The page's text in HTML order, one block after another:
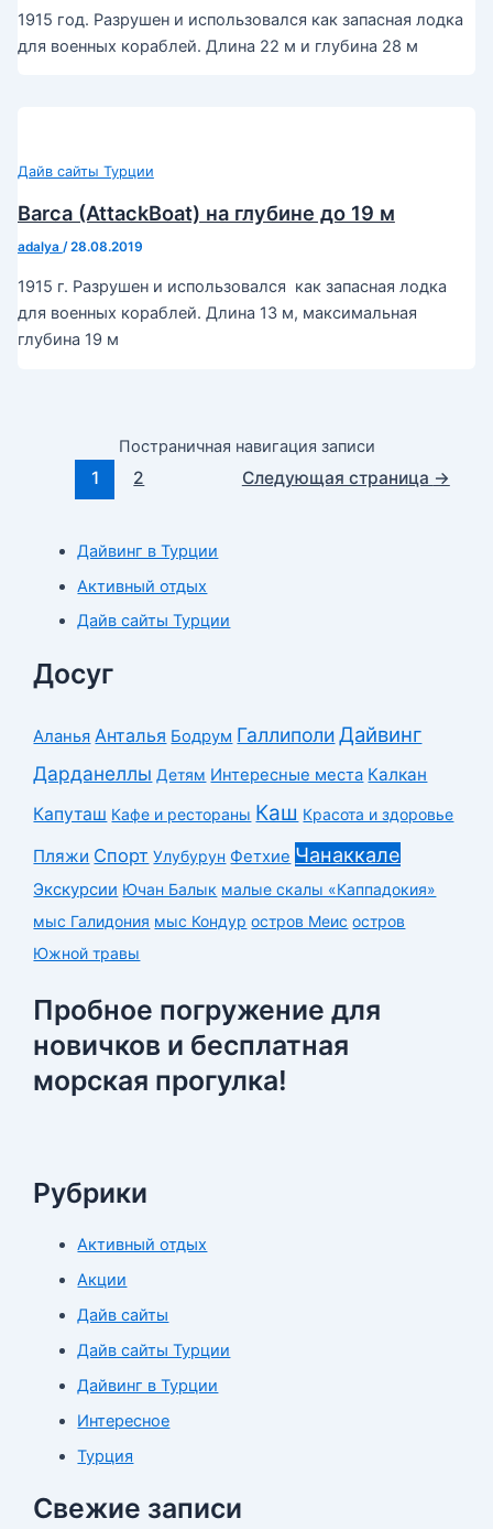
1915 год. Разрушен и использовался как запасная лодка
для военных кораблей. Длина 22 м и глубина 28 м
Дайв сайты Турции
Barca (AttackBoat) на глубине до 19 м
adalya /28.08.2019
1915 г. Разрушен и использовался как запасная лодка
для военных кораблей. Длина 13 м, максимальная
глубина 19 м
Постраничная навигация записи
1 2 Следующая страница →
Дайвинг в Турции
Активный отдых
Дайв сайты Турции
Досуг
Аланья Анталья Бодрум Галлиполи Дайвинг
Дарданеллы Детям Интересные места Калкан
Капуташ Кафе и рестораны Каш Красота и здоровье
Пляжи Спорт Улубурун Фетхие Чанаккале
Экскурсии Ючан Балык малые скалы «Каппадокия»
мыс Галидония мыс Кондур остров Меис остров
Южной травы
Пробное погружение для
новичков и бесплатная
морская прогулка!
Рубрики
Активный отдых
Акции
Дайв сайты
Дайв сайты Турции
Дайвинг в Турции
Интересное
Турция
Свежие записи